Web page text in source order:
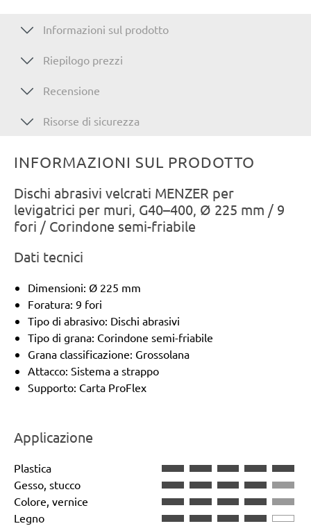
Informazioni sul prodotto
Riepilogo prezzi
Recensione
Risorse di sicurezza
INFORMAZIONI SUL PRODOTTO
Dischi abrasivi velcrati MENZER per
levigatrici per muri, G40–400, Ø 225 mm / 9
fori / Corindone semi-friabile
Dati tecnici
Dimensioni: Ø 225 mm
Foratura: 9 fori
Tipo di abrasivo: Dischi abrasivi
Tipo di grana: Corindone semi-friabile
Grana classificazione: Grossolana
Attacco: Sistema a strappo
Supporto: Carta ProFlex
Applicazione
Plastica
Gesso, stucco
Colore, vernice
Legno